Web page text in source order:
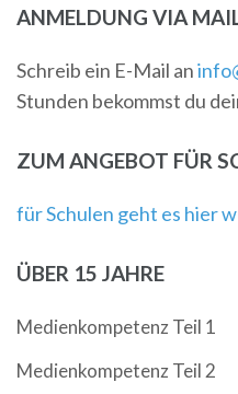
ANMELDUNG VIA
Schreib ein E-Mail an
Stunden bekommst du
ZUM ANGEBOT FÜR
für Schulen geht es hier
ÜBER 15 JAHRE
Medienkompetenz Teil 1
Medienkompetenz Teil 2